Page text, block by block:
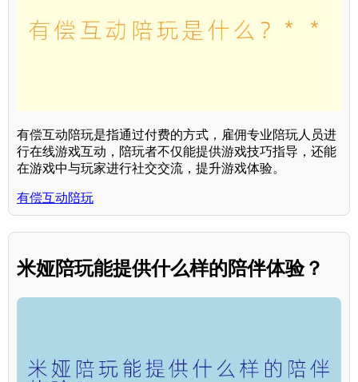
有偿互动陪玩是指通过付费的方式，雇佣专业陪玩人员进
行在线游戏互动，陪玩者不仅能提供游戏技巧指导，还能
在游戏中与玩家进行社交交流，提升游戏体验。
有偿互动陪玩
米娅陪玩能提供什么样的陪伴体验？